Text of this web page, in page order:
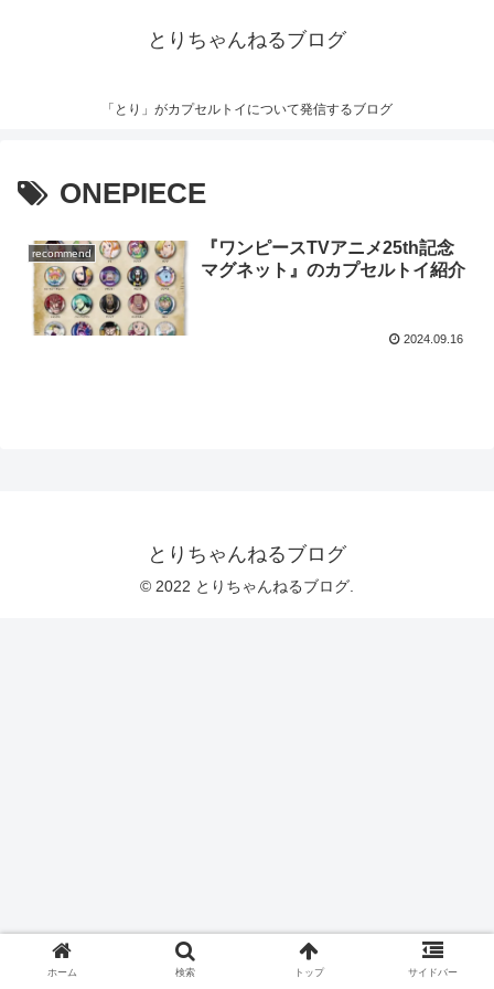
とりちゃんねるブログ
「とり」がカプセルトイについて発信するブログ
ONEPIECE
recommend
『ワンピースTVアニメ25th記念
マグネット』のカプセルトイ紹介
2024.09.16
とりちゃんねるブログ
© 2022 とりちゃんねるブログ.
ホーム 検索 トップ サイドバー